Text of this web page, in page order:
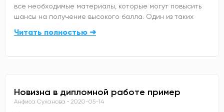
все необходимые материалы, которые могут повысить
шансы на получение высокого балла. Один из таких
Читать полностью ➜
Новизна в дипломной работе пример
Анфиса Суханова 2020-05-14